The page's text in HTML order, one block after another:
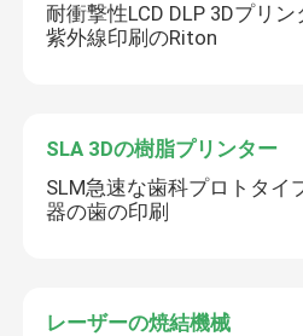
耐衝撃性LCD DLP 3Dプリ
紫外線印刷のRiton
SLA 3Dの樹脂プリンター
SLM急速な歯科プロトタイ
器の歯の印刷
レーザーの焼結機械